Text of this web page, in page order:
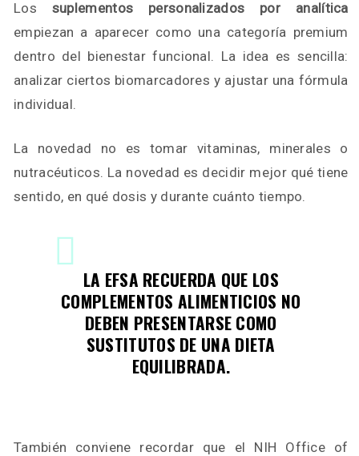
Los suplementos personalizados por analítica
empiezan a aparecer como una categoría premium
dentro del bienestar funcional. La idea es sencilla:
analizar ciertos biomarcadores y ajustar una fórmula
individual.
La novedad no es tomar vitaminas, minerales o
nutracéuticos. La novedad es decidir mejor qué tiene
sentido, en qué dosis y durante cuánto tiempo.
LA EFSA RECUERDA QUE LOS
COMPLEMENTOS ALIMENTICIOS NO
DEBEN PRESENTARSE COMO
SUSTITUTOS DE UNA DIETA
EQUILIBRADA.
También conviene recordar que el NIH Office of